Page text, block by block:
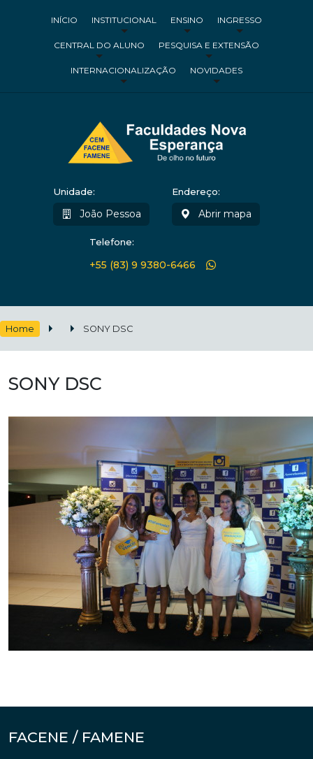
INÍCIO INSTITUCIONAL ENSINO INGRESSO
CENTRAL DO ALUNO PESQUISA E EXTENSÃO
INTERNACIONALIZAÇÃO NOVIDADES
Unidade:
João Pessoa
Endereço:
Abrir mapa
Telefone:
+55 (83) 9 9380-6466
Home SONY DSC
SONY DSC
FACENE / FAMENE